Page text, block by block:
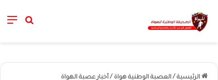
خانة
الرئيسية / العصبة الوطنية هواة / أخبار عصبة الهواة